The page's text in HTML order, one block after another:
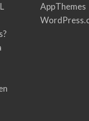
AppThemes